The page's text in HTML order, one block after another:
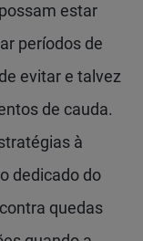
estar
períodos de
evitar e talvez
de cauda.
à
dedicado do
quedas